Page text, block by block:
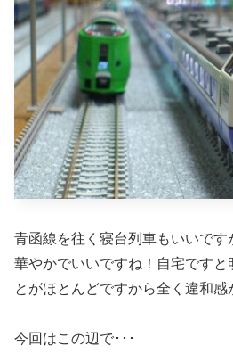
青函線を往く寝台列車もいいです
華やかでいいですね！自宅ですと
とがほとんどですから全く違和感
今回はこの辺で･･･